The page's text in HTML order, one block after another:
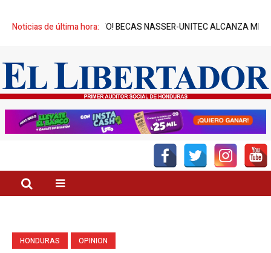
Noticias de última hora:
¡ÉXITO! BECAS NASSER-UNITEC ALCANZA MIL JÓVENES
HONDURAS OPINION